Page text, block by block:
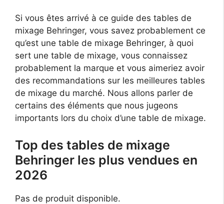
Si vous êtes arrivé à ce guide des tables de
mixage Behringer, vous savez probablement ce
qu’est une table de mixage Behringer, à quoi
sert une table de mixage, vous connaissez
probablement la marque et vous aimeriez avoir
des recommandations sur les meilleures tables
de mixage du marché. Nous allons parler de
certains des éléments que nous jugeons
importants lors du choix d’une table de mixage.
Top des tables de mixage
Behringer les plus vendues en
2026
Pas de produit disponible.